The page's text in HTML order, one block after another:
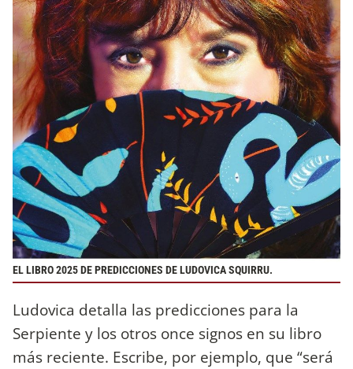
EL LIBRO 2025 DE PREDICCIONES DE LUDOVICA SQUIRRU.
Ludovica detalla las predicciones para la
Serpiente y los otros once signos en su libro
más reciente. Escribe, por ejemplo, que “será